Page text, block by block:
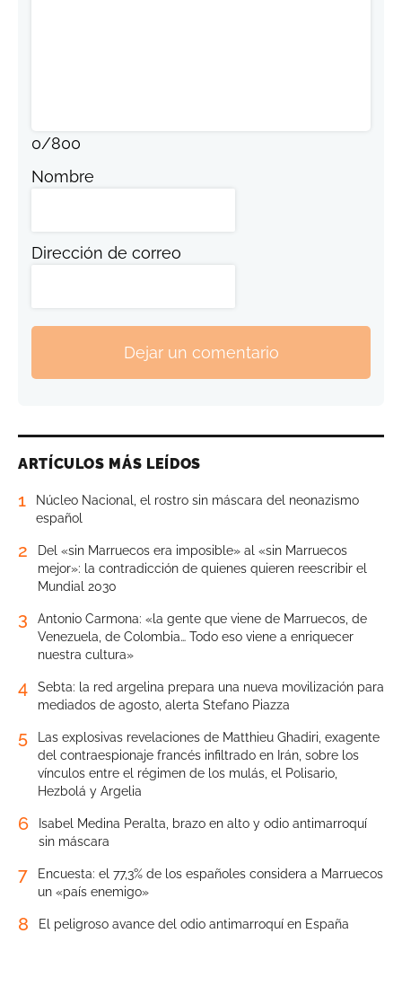
0/800
Nombre
Dirección de correo
Dejar un comentario
ARTÍCULOS MÁS LEÍDOS
1
Núcleo Nacional, el rostro sin máscara del neonazismo
español
2
Del «sin Marruecos era imposible» al «sin Marruecos
mejor»: la contradicción de quienes quieren reescribir el
Mundial 2030
3
Antonio Carmona: «la gente que viene de Marruecos, de
Venezuela, de Colombia… Todo eso viene a enriquecer
nuestra cultura»
4
Sebta: la red argelina prepara una nueva movilización para
mediados de agosto, alerta Stefano Piazza
5
Las explosivas revelaciones de Matthieu Ghadiri, exagente
del contraespionaje francés infiltrado en Irán, sobre los
vínculos entre el régimen de los mulás, el Polisario,
Hezbolá y Argelia
6
Isabel Medina Peralta, brazo en alto y odio antimarroquí
sin máscara
7
Encuesta: el 77,3% de los españoles considera a Marruecos
un «país enemigo»
8 El peligroso avance del odio antimarroquí en España